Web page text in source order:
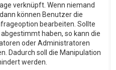
verknüpft. Wenn niemand
können Benutzer die
bearbeiten. Sollte
haben, so kann die
oder Administratoren
Dadurch soll die Manipulation
werden.